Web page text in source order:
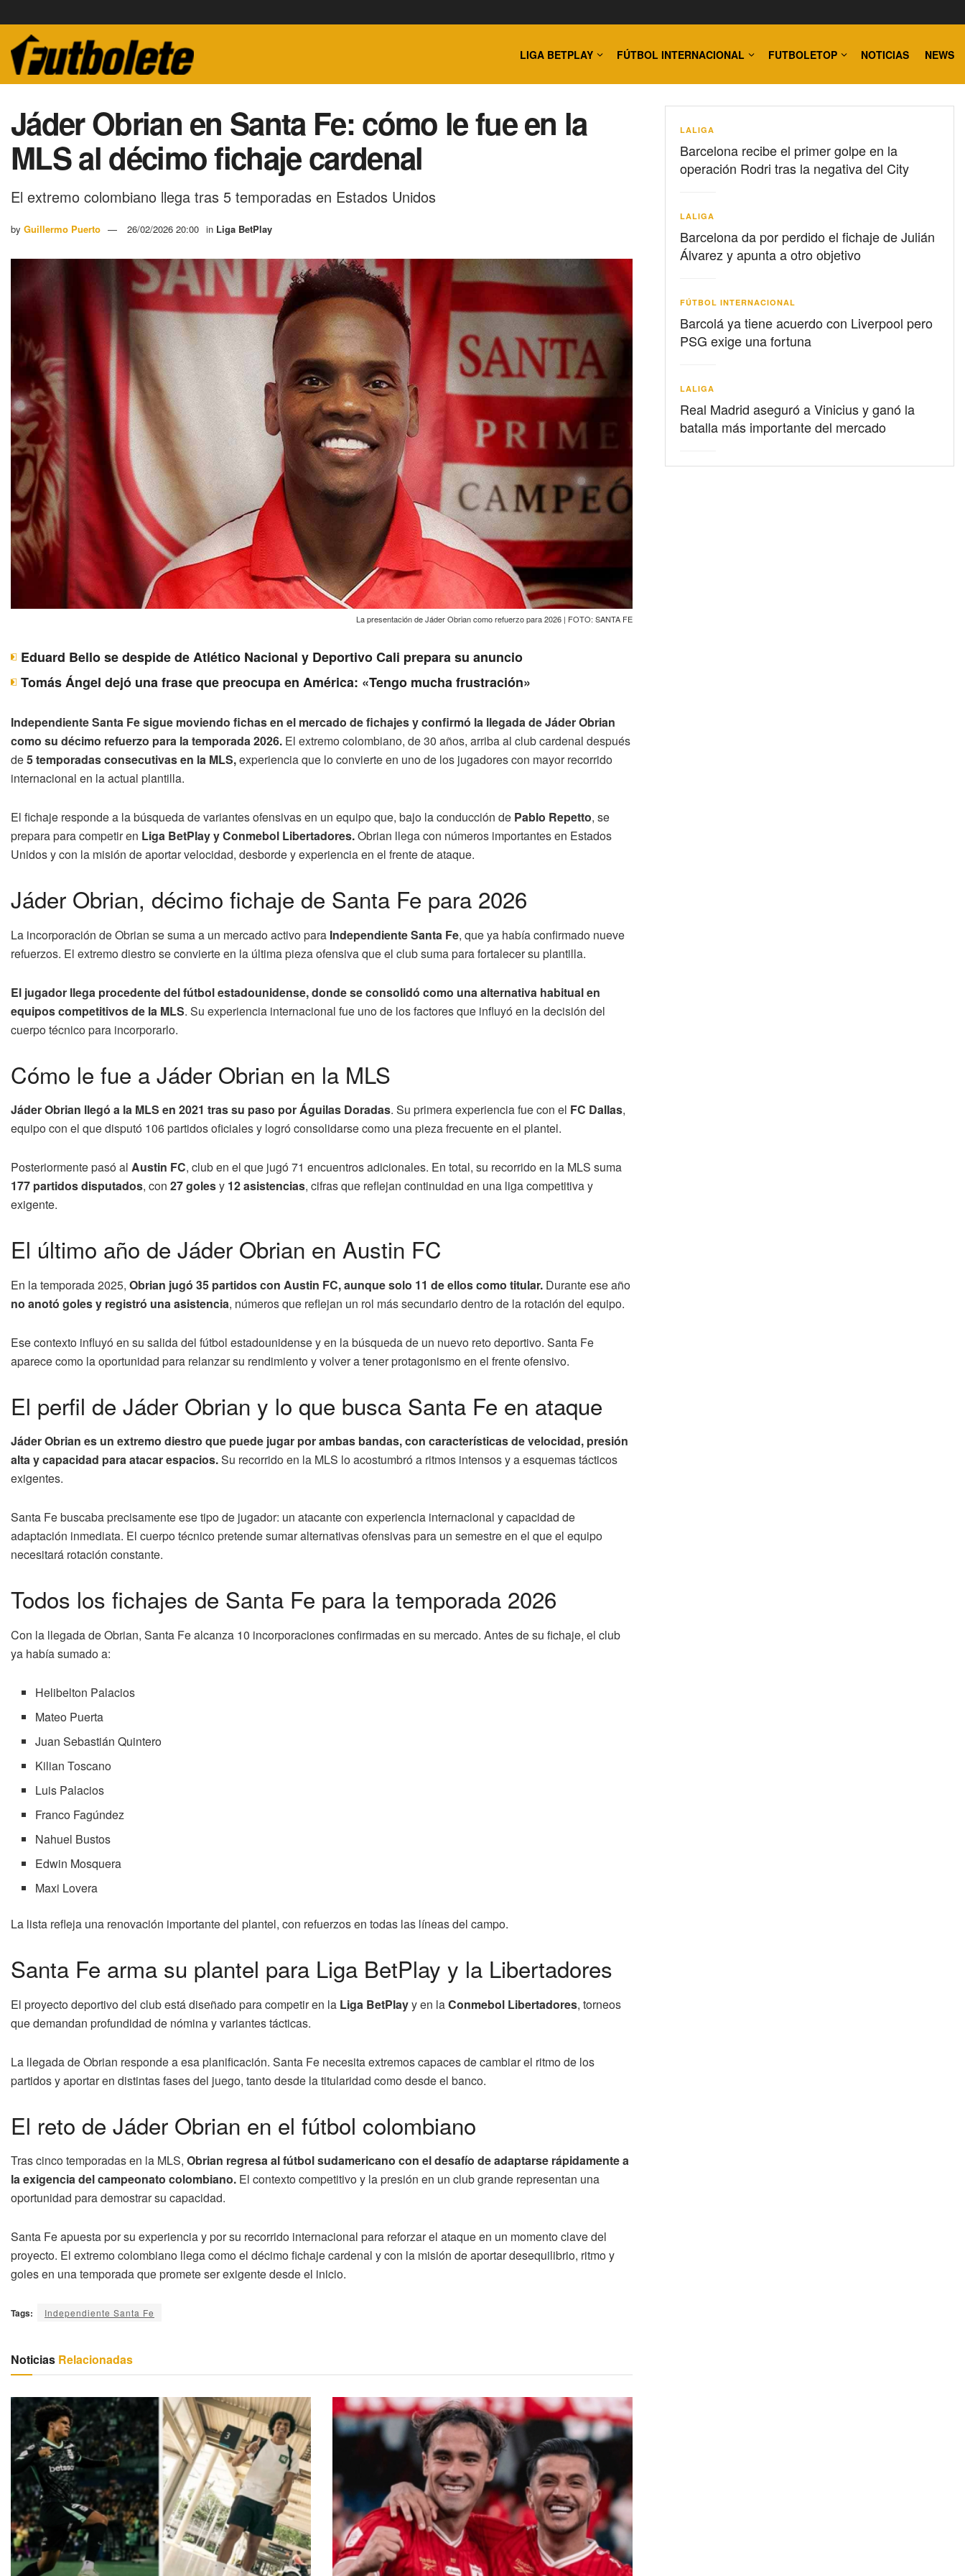
LIGA BETPLAY FÚTBOL INTERNACIONAL FUTBOLETOP NOTICIAS NEWS
Jáder Obrian en Santa Fe: cómo le fue en la
MLS al décimo fichaje cardenal
El extremo colombiano llega tras 5 temporadas en Estados Unidos
by Guillermo Puerto 26/02/2026 20:00 in Liga BetPlay
La presentación de Jáder Obrian como refuerzo para 2026 | FOTO: SANTA FE
Eduard Bello se despide de Atlético Nacional y Deportivo Cali prepara su anuncio
Tomás Ángel dejó una frase que preocupa en América: «Tengo mucha frustración»
Independiente Santa Fe sigue moviendo fichas en el mercado de fichajes y confirmó la llegada de Jáder Obrian
como su décimo refuerzo para la temporada 2026. El extremo colombiano, de 30 años, arriba al club cardenal después
de5 temporadas consecutivas en la MLS,experiencia que lo convierte en uno de los jugadores con mayor recorrido
internacional en la actual plantilla.
El fichaje responde a la búsqueda de variantes ofensivas en un equipo que, bajo la conducción de Pablo Repetto, se
prepara para competir en Liga BetPlay y Conmebol Libertadores.Obrian llega con números importantes en Estados
Unidos y con la misión de aportar velocidad, desborde y experiencia en el frente de ataque.
Jáder Obrian, décimo fichaje de Santa Fe para 2026
La incorporación de Obrian se suma a un mercado activo para Independiente Santa Fe, que ya había confirmado nueve
refuerzos. El extremo diestro se convierte en la última pieza ofensiva que el club suma para fortalecer su plantilla.
El jugador llega procedente del fútbol estadounidense, donde se consolidó como una alternativa habitual en
equipos competitivos de la MLS. Su experiencia internacional fue uno de los factores que influyó en la decisión del
cuerpo técnico para incorporarlo.
Cómo le fue a Jáder Obrian en la MLS
Jáder Obrian llegó a la MLS en 2021 tras su paso por Águilas Doradas. Su primera experiencia fue con el FC Dallas,
equipo con el que disputó 106 partidos oficiales y logró consolidarse como una pieza frecuente en el plantel.
Posteriormente pasó al Austin FC, club en el que jugó 71 encuentros adicionales. En total, su recorrido en la MLS suma
177 partidos disputados, con 27 golesy 12 asistencias, cifras que reflejan continuidad en una liga competitiva y
exigente.
El último año de Jáder Obrian en Austin FC
En la temporada 2025, Obrian jugó 35 partidos con Austin FC, aunque solo 11 de ellos como titular. Durante ese año
no anotó goles y registró una asistencia, números que reflejan un rol más secundario dentro de la rotación del equipo.
Ese contexto influyó en su salida del fútbol estadounidense y en la búsqueda de un nuevo reto deportivo. Santa Fe
aparece como la oportunidad para relanzar su rendimiento y volver a tener protagonismo en el frente ofensivo.
El perfil de Jáder Obrian y lo que busca Santa Fe en ataque
Jáder Obrian es un extremo diestro que puede jugar por ambas bandas, con características de velocidad, presión
alta y capacidad para atacar espacios.Su recorrido en la MLS lo acostumbró a ritmos intensos y a esquemas tácticos
exigentes.
Santa Fe buscaba precisamente ese tipo de jugador: un atacante con experiencia internacional y capacidad de
adaptación inmediata. El cuerpo técnico pretende sumar alternativas ofensivas para un semestre en el que el equipo
necesitará rotación constante.
Todos los fichajes de Santa Fe para la temporada 2026
Con la llegada de Obrian, Santa Fe alcanza 10 incorporaciones confirmadas en su mercado. Antes de su fichaje, el club
ya había sumado a:
Helibelton Palacios
Mateo Puerta
Juan Sebastián Quintero
Kilian Toscano
Luis Palacios
Franco Fagúndez
Nahuel Bustos
Edwin Mosquera
Maxi Lovera
La lista refleja una renovación importante del plantel, con refuerzos en todas las líneas del campo.
Santa Fe arma su plantel para Liga BetPlay y la Libertadores
El proyecto deportivo del club está diseñado para competir en la Liga BetPlayy en laConmebol Libertadores, torneos
que demandan profundidad de nómina y variantes tácticas.
La llegada de Obrian responde a esa planificación. Santa Fe necesita extremos capaces de cambiar el ritmo de los
partidos y aportar en distintas fases del juego, tanto desde la titularidad como desde el banco.
El reto de Jáder Obrian en el fútbol colombiano
Tras cinco temporadas en la MLS, Obrian regresa al fútbol sudamericano con el desafío de adaptarse rápidamente a
la exigencia del campeonato colombiano. El contexto competitivo y la presión en un club grande representan una
oportunidad para demostrar su capacidad.
Santa Fe apuesta por su experiencia y por su recorrido internacional para reforzar el ataque en un momento clave del
proyecto. El extremo colombiano llega como el décimo fichaje cardenal y con la misión de aportar desequilibrio, ritmo y
goles en una temporada que promete ser exigente desde el inicio.
Tags: Independiente Santa Fe
Noticias Relacionadas
LALIGA
Barcelona recibe el primer golpe en la
operación Rodri tras la negativa del City
LALIGA
Barcelona da por perdido el fichaje de Julián
Álvarez y apunta a otro objetivo
FÚTBOL INTERNACIONAL
Barcolá ya tiene acuerdo con Liverpool pero
PSG exige una fortuna
LALIGA
Real Madrid aseguró a Vinicius y ganó la
batalla más importante del mercado